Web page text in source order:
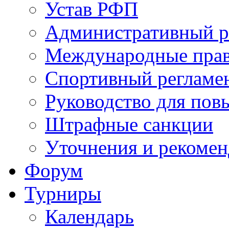
Устав РФП
Административный
Международные
Спортивный
Руководство для
Штрафные санкции
Уточнения и
Форум
Турниры
Календарь